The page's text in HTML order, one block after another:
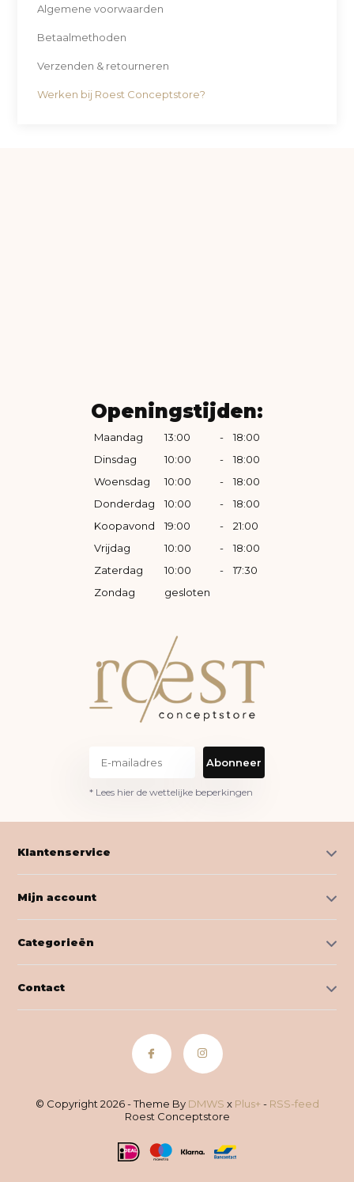
Algemene voorwaarden
Betaalmethoden
Verzenden & retourneren
Werken bij Roest Conceptstore?
Openingstijden:
Maandag 13:00 -
18:00
Dinsdag
10:00 -
18:00
Woensdag
10:00 -
18:00
Donderdag
10:00 -
18:00
Koopavond
19:00 -
21:00
Vrijdag
10:00 -
18:00
Zaterdag
10:00 -
17:30
Zondag
gesloten
Abonneer
* Lees hier de wettelijke beperkingen
Klantenservice
Mijn account
Categorieën
Contact
© Copyright 2026 - Theme By DMWS x Plus+ - RSS-feed
Roest Conceptstore